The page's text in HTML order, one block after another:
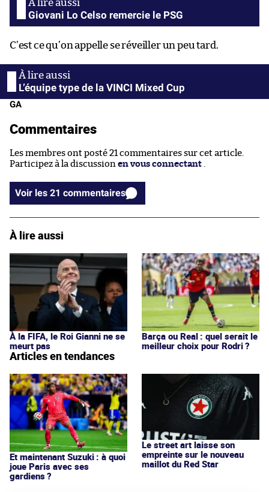
Giovani Lo Celso remercie le PSG
C’est ce qu’on appelle se réveiller un peu tard.
L’équipe type de la VINCI Mixed Cup
GA
Commentaires
Les membres ont posté 21 commentaires sur cet article.
Participez à la discussion en vous connectant
Voir les 21 commentaires
À lire aussi
À la FIFA, le Roi Gianni ne se
meurt pas
Barça ou Real : quel serait le
meilleur choix pour Rodri ?
Articles en tendances
Et maintenant Suzuki : à quoi
joue Paris avec ses
gardiens ?
Le street art laisse son
empreinte sur le nouveau
maillot du Red Star